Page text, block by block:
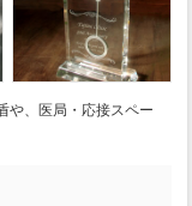
や、医局・応接スペー